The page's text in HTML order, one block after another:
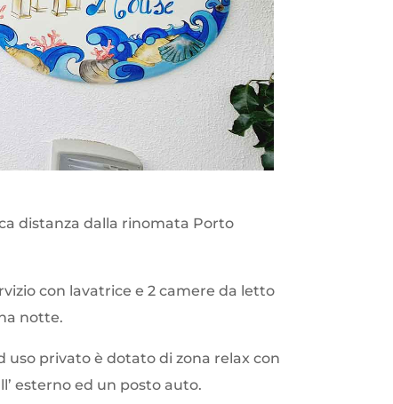
distanza dalla rinomata Porto
con lavatrice e 2 camere da letto
notte.
uso privato è dotato di zona relax con
esterno ed un posto auto.